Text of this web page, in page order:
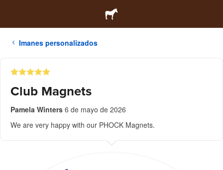
Imanes personalizados
Club Magnets
Pamela Winters 6 de mayo de 2026
We are very happy with our PHOCK Magnets.